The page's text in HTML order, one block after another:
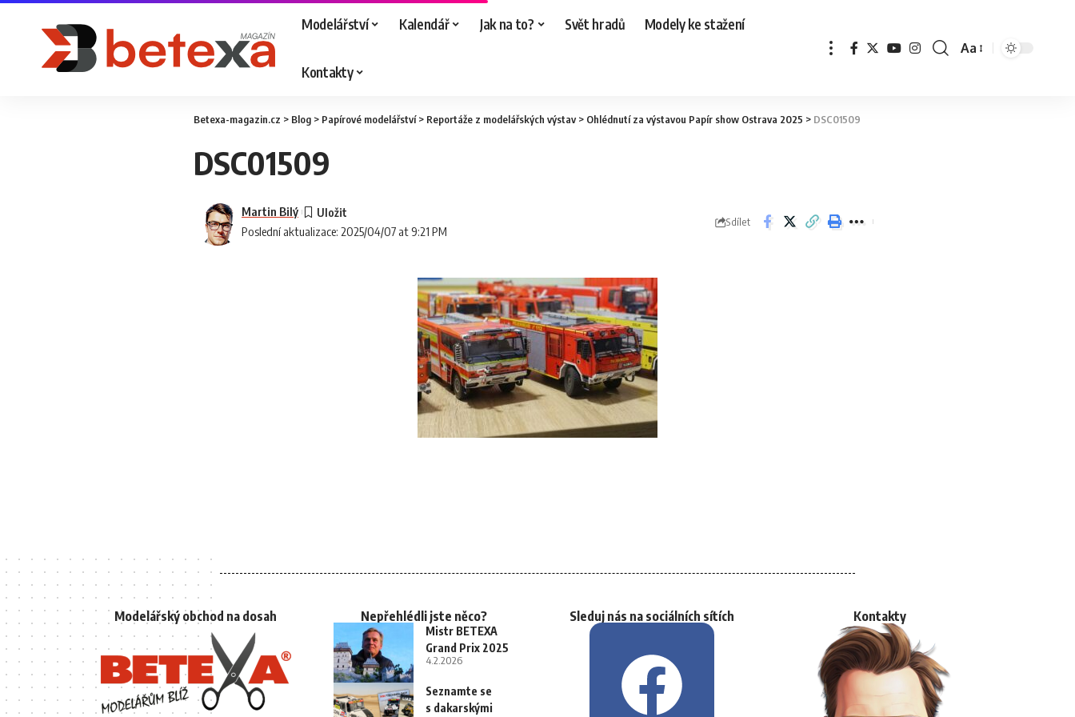
Modelářství Kalendář Jak na to? Svět hradů Modely ke stažení
Kontakty
Aa
Betexa-magazin.cz > Blog > Papírové modelářství> Reportáže z modelářských výstav> Ohlédnutí za výstavou Papír show Ostrava 2025 > DSC01509
DSC01509
Poslední aktualizace: 2025/04/07 at 9:21 PM
Martin Bilý
Sdílet
Modelářský obchod na dosah Nepřehlédli jste něco?
Mistr BETEXA
Grand Prix 2025
4.2.2026
Seznamte se
s dakarskými
Sleduj nás na sociálních sítích Kontakty